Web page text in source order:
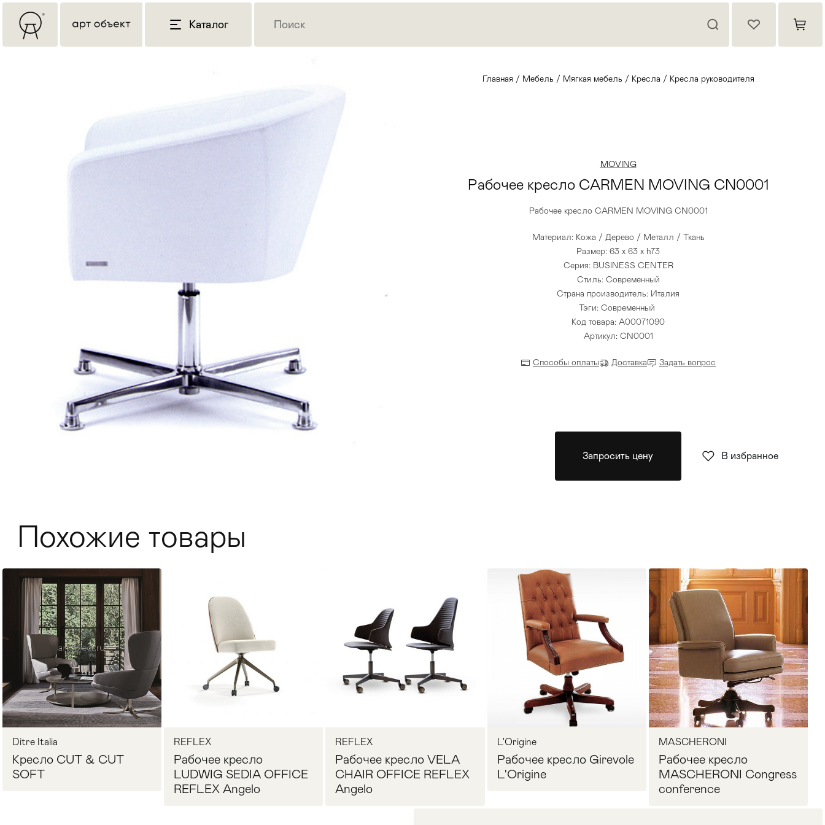
Каталог
Столы >
Стулья >
Мебель для ванных комнат
Главная / Мебель / Мягкая мебель / Кресла / Кресла руководителя
MOVING
Рабочее кресло CARMEN MOVING CN0001
Рабочее кресло CARMEN MOVING CN0001
Материал: Кожа / Дерево / Металл / Ткань
Размер: 63 x 63 x h73
Серия: BUSINESS CENTER
Стиль: Современный
Страна производитель: Италия
Тэги: Современный
Код товара: A00071090
Артикул: CN0001
Способы оплаты Доставка Задать вопрос
Запросить цену В избранное
Похожие товары
Ditre Italia
Кресло CUT & CUT
SOFT
REFLEX
Рабочее кресло
LUDWIG SEDIA OFFICE
REFLEX Angelo
REFLEX
Рабочее кресло VELA
CHAIR OFFICE REFLEX
Angelo
L'Origine
Рабочее кресло Girevole
L'Origine
MASCHERONI
Рабочее кресло
MASCHERONI Congress
conference